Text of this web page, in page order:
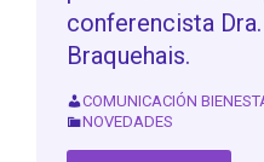
conferencista
Braquehais.
COMUNICACIÓN
NOVEDADES